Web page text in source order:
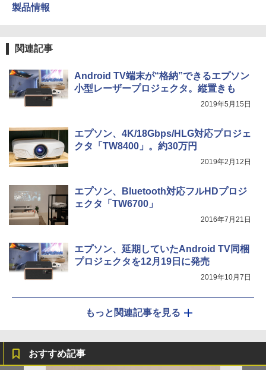
製品情報
関連記事
Android TV端末が“格納”できるエプソン
小型レーザープロジェクタ。縦置きも
2019年5月15日
エプソン、4K/18Gbps/HLG対応プロジェ
クタ「TW8400」。約30万円
2019年2月12日
エプソン、Bluetooth対応フルHDプロジ
ェクタ「TW6700」
2016年7月21日
エプソン、延期していたAndroid TV同梱
プロジェクタを12月19日に発売
2019年10月7日
もっと関連記事を見る
おすすめ記事